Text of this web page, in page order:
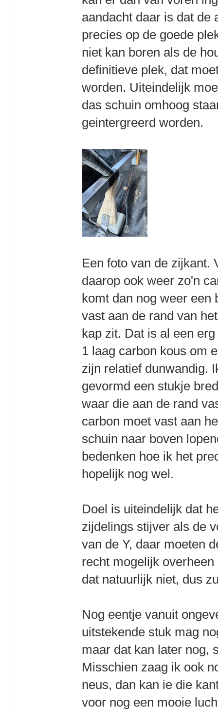
aandacht daar is dat de
precies op de goede
niet kan boren als de
definitieve plek, dat
worden. Uiteindelijk
das schuin omhoog
geintergreerd worden.
Een foto van de zijkant.
daarop ook weer zo'n
komt dan nog weer een
vast aan de rand van
kap zit. Dat is al een
1 laag carbon kous om
zijn relatief dunwandig.
gevormd een stukje
waar die aan de rand
carbon moet vast aan
schuin naar boven
bedenken hoe ik het
hopelijk nog wel.
Doel is uiteindelijk dat
zijdelings stijver als de
van de Y, daar moeten
recht mogelijk
dat natuurlijk niet, dus
Nog eentje vanuit
uitstekende stuk mag
maar dat kan later nog,
Misschien zaag ik ook
neus, dan kan ie die
voor nog een mooie